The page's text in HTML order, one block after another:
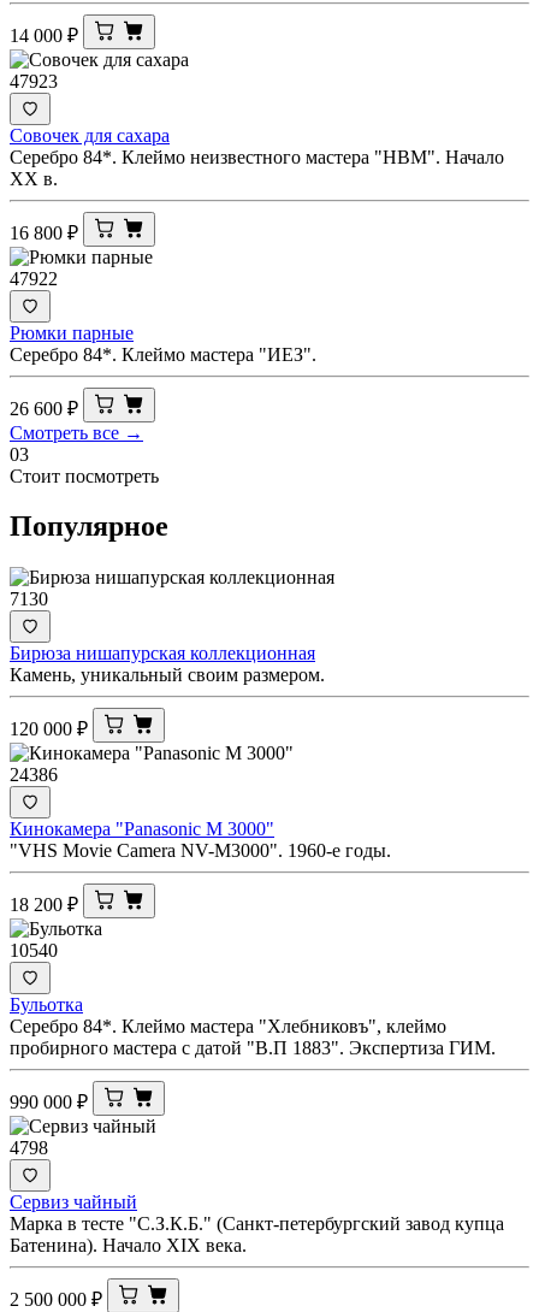
14 000 ₽
47923
Совочек для сахара
Серебро 84*. Клеймо неизвестного мастера "НВМ". Начало
XX в.
16 800 ₽
47922
Рюмки парные
Серебро 84*. Клеймо мастера "ИЕЗ".
26 600 ₽
Смотреть все →
03
Стоит посмотреть
Популярное
7130
Бирюза нишапурская коллекционная
Камень, уникальный своим размером.
120 000 ₽
24386
Кинокамера "Panasonic M 3000"
"VHS Movie Camera NV-M3000". 1960-е годы.
18 200 ₽
10540
Бульотка
Серебро 84*. Клеймо мастера "Хлебниковъ", клеймо
пробирного мастера с датой "В.П 1883". Экспертиза ГИМ.
990 000 ₽
4798
Сервиз чайный
Марка в тесте "С.З.К.Б." (Санкт-петербургский завод купца
Батенина). Начало XIX века.
2 500 000 ₽